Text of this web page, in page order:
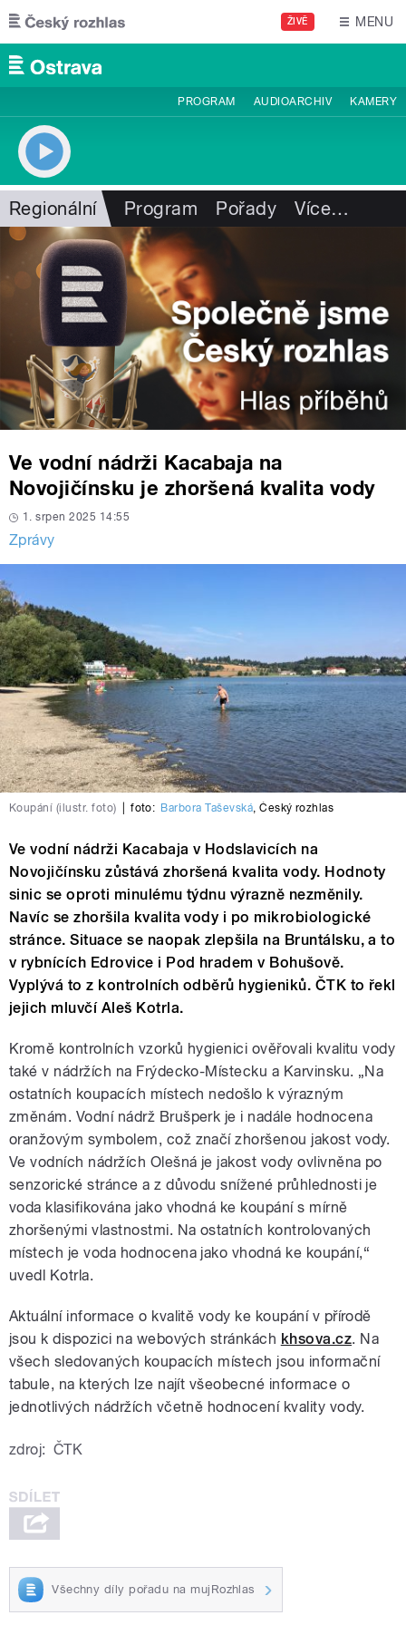
Přejít k hlavnímu obsahu
ŽIVĚ MENU
PROGRAM AUDIOARCHIV KAMERY
Regionální Program Pořady Více…
Ve vodní nádrži Kacabaja na
Novojičínsku je zhoršená kvalita vody
1. srpen 2025 14:55
Zprávy
Koupání (ilustr. foto) foto: Barbora Taševská,Český rozhlas
Ve vodní nádrži Kacabaja v Hodslavicích na
Novojičínsku zůstává zhoršená kvalita vody. Hodnoty
sinic se oproti minulému týdnu výrazně nezměnily.
Navíc se zhoršila kvalita vody i po mikrobiologické
stránce. Situace se naopak zlepšila na Bruntálsku, a to
v rybnících Edrovice i Pod hradem v Bohušově.
Vyplývá to z kontrolních odběrů hygieniků. ČTK to řekl
jejich mluvčí Aleš Kotrla.
Kromě kontrolních vzorků hygienici ověřovali kvalitu vody
také v nádržích na Frýdecko-Místecku a Karvinsku. „Na
ostatních koupacích místech nedošlo k výrazným
změnám. Vodní nádrž Brušperk je i nadále hodnocena
oranžovým symbolem, což značí zhoršenou jakost vody.
Ve vodních nádržích Olešná je jakost vody ovlivněna po
senzorické stránce a z důvodu snížené průhlednosti je
voda klasifikována jako vhodná ke koupání s mírně
zhoršenými vlastnostmi. Na ostatních kontrolovaných
místech je voda hodnocena jako vhodná ke koupání,“
uvedl Kotrla.
Aktuální informace o kvalitě vody ke koupání v přírodě
jsou k dispozici na webových stránkách khsova.cz. Na
všech sledovaných koupacích místech jsou informační
tabule, na kterých lze najít všeobecné informace o
jednotlivých nádržích včetně hodnocení kvality vody.
zdroj: ČTK
Všechny díly pořadu na mujRozhlas